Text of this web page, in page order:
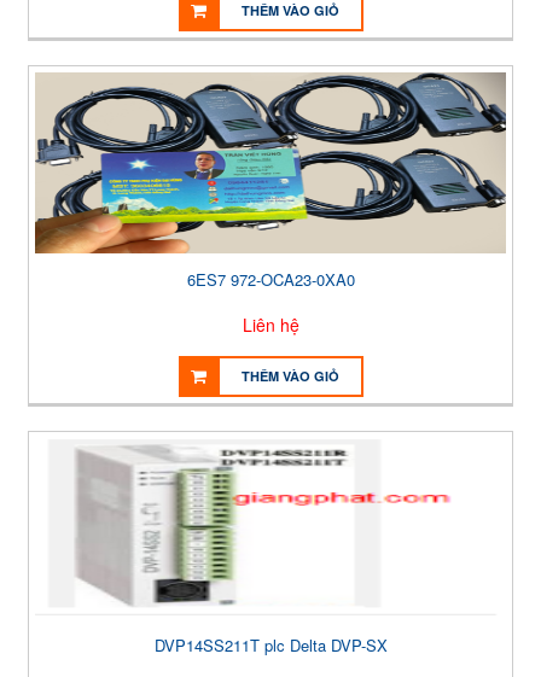
THÊM VÀO GIỎ
6ES7 972-OCA23-0XA0
Liên hệ
THÊM VÀO GIỎ
DVP14SS211T plc Delta DVP-SX